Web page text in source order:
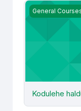
Kodulehe
General
Kodulehe